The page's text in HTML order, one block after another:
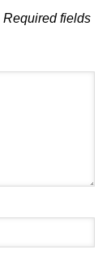
Required fields